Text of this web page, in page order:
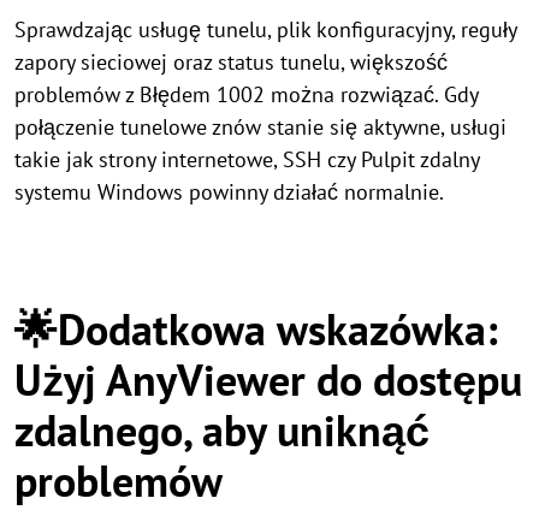
Sprawdzając usługę tunelu, plik konfiguracyjny, reguły
zapory sieciowej oraz status tunelu, większość
problemów z Błędem 1002 można rozwiązać. Gdy
połączenie tunelowe znów stanie się aktywne, usługi
takie jak strony internetowe, SSH czy Pulpit zdalny
systemu Windows powinny działać normalnie.
🌟Dodatkowa wskazówka:
Użyj AnyViewer do dostępu
zdalnego, aby uniknąć
problemów